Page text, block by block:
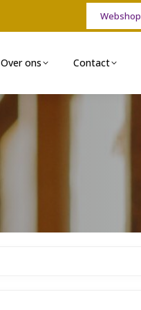
Webshop
Over ons Contact